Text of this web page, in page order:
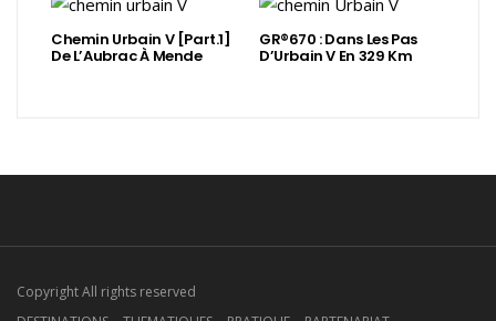
Chemin Urbain V [Part.1]
De L’Aubrac À Mende
GR®670 : Dans Les Pas
D’Urbain V En 329 Km
Copyright All rights reserved